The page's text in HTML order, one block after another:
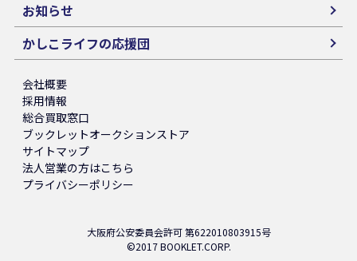
お知らせ
かしこライフの応援団
会社概要
採用情報
総合買取窓口
ブックレットオークションストア
サイトマップ
法人営業の方はこちら
プライバシーポリシー
大阪府公安委員会許可 第622010803915号
©2017 BOOKLET.CORP.